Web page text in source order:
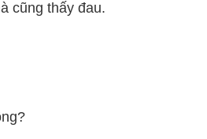
cũng thấy đau.